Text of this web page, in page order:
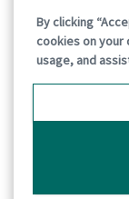
©2026
By clicking
cookies on your
usage, and